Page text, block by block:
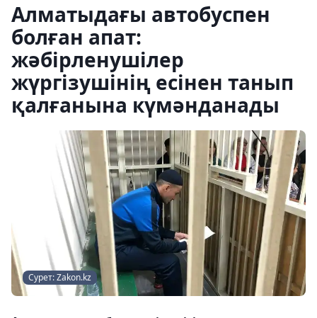
Алматыдағы автобуспен
болған апат:
жәбірленушілер
жүргізушінің есінен танып
қалғанына күмәнданады
Сурет: Zakon.kz